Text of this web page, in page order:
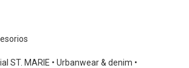
ST. MARIE • Urbanwear & denim •